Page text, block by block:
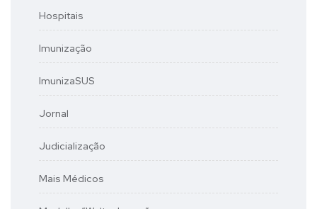
Hospitais
Imunização
ImunizaSUS
Jornal
Judicialização
Mais Médicos